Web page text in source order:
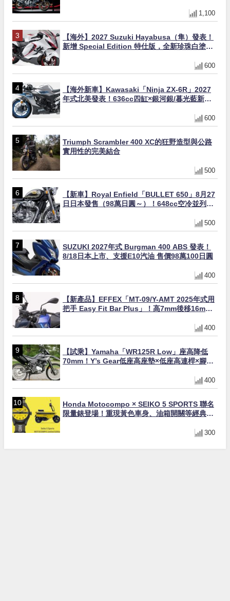
1,100
【海外】2027 Suzuki Hayabusa（隼）發表！
新增 Special Edition 特仕版，全新珍珠白塗裝
600
【海外新車】Kawasaki「Ninja ZX-6R」2027
年式北美發表！636cc四缸×銀河銀/暮光藍新色
600
Triumph Scrambler 400 XC的狂野造型與公路
實用性的完美結合
500
【新車】Royal Enfield「BULLET 650」8月27
日日本發售（98萬日圓～）！648cc空冷並列雙
500
SUZUKI 2027年式 Burgman 400 ABS 發表！
8/18日本上市、支援E10汽油 售價98萬100日圓
400
【新產品】EFFEX「MT-09/Y-AMT 2025年式用
把手 Easy Fit Bar Plus」！高7mm後移16mm
400
【試乘】Yamaha「WR125R Low」座高降低
70mm！Y’s Gear低座高座墊×低座高連桿×腳踏
400
Honda Motocompo × SEIKO 5 SPORTS 聯名
限量錶登場！重現黃色車身、油箱開關等經典設
300